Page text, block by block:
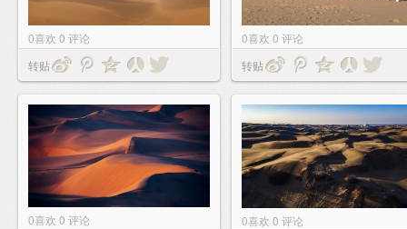
0喜欢 0 评论
转贴
0喜欢 0 评论
转贴
0喜欢 0 评论
0喜欢 0 评论